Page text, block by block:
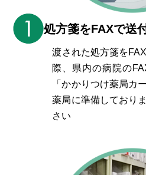
処方箋をFAXで送
渡された処方箋を
際、県内の病院の
「かかりつけ薬局カ
薬局に準備しており
さい